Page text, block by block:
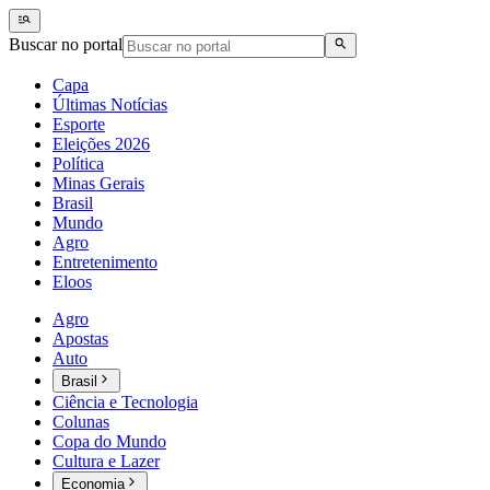
Buscar no portal
Capa
Últimas Notícias
Esporte
Eleições 2026
Política
Minas Gerais
Brasil
Mundo
Agro
Entretenimento
Eloos
Agro
Apostas
Auto
Brasil
Ciência e Tecnologia
Colunas
Copa do Mundo
Cultura e Lazer
Economia